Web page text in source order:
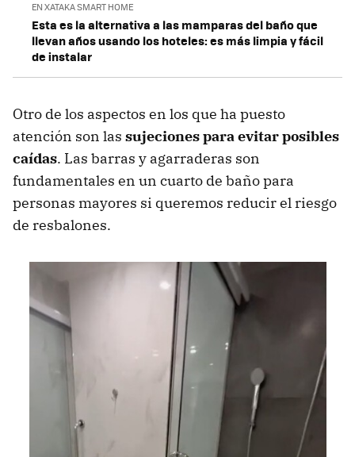
EN XATAKA SMART HOME
Esta es la alternativa a las mamparas del baño que
llevan años usando los hoteles: es más limpia y fácil
de instalar
Otro de los aspectos en los que ha puesto
atención son las sujeciones para evitar posibles
caídas. Las barras y agarraderas son
fundamentales en un cuarto de baño para
personas mayores si queremos reducir el riesgo
de resbalones.